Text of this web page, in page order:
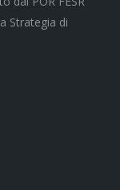
Strategia di